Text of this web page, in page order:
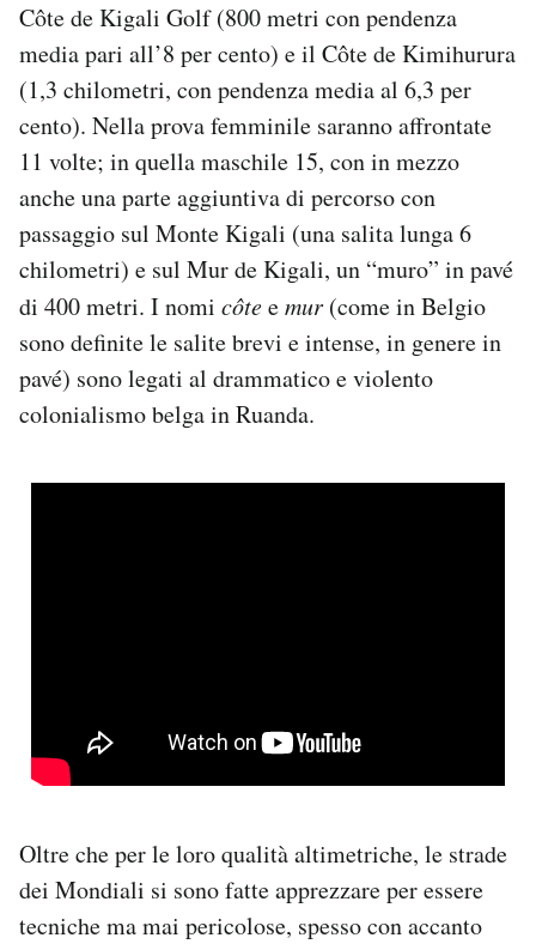
Côte de Kigali Golf (800 metri con pendenza
media pari all’8 per cento) e il Côte de Kimihurura
(1,3 chilometri, con pendenza media al 6,3 per
cento). Nella prova femminile saranno affrontate
11 volte; in quella maschile 15, con in mezzo
anche una parte aggiuntiva di percorso con
passaggio sul Monte Kigali (una salita lunga 6
chilometri) e sul Mur de Kigali, un “muro” in pavé
di 400 metri. I nomi côteemur (come in Belgio
sono definite le salite brevi e intense, in genere in
pavé) sono legati al drammatico e violento
colonialismo belga in Ruanda.
Oltre che per le loro qualità altimetriche, le strade
dei Mondiali si sono fatte apprezzare per essere
tecniche ma mai pericolose, spesso con accanto